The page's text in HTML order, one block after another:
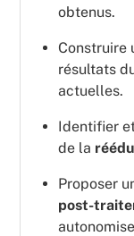
obtenus.
Construire
résultats
actuelles.
Identifier
de la
Proposer
post-